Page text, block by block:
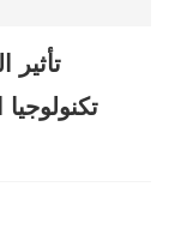
تأثير